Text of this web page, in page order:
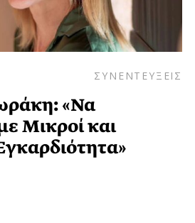
ΣΥΝΕΝΤΕΥΞΕΙΣ
«Να
Μικροί και